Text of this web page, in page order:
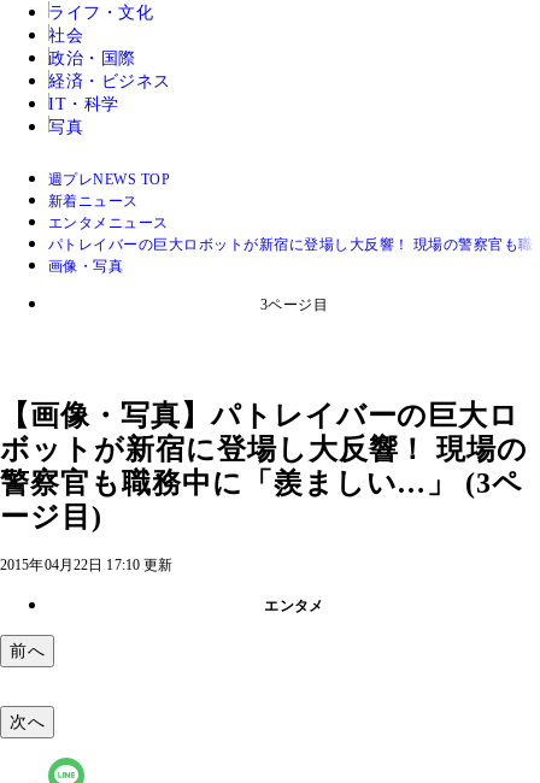
ライフ・文化
社会
政治・国際
経済・ビジネス
IT・科学
写真
週プレNEWS TOP
新着ニュース
エンタメニュース
パトレイバーの巨大ロボットが新宿に登場し大反響！ 現場の警察官も
画像・写真
3ページ目
【画像・写真】パトレイバーの巨大ロ
ボットが新宿に登場し大反響！ 現場の
警察官も職務中に「羨ましい…」 (3ペ
ージ目)
2015年04月22日 17:10 更新
エンタメ
前へ
次へ